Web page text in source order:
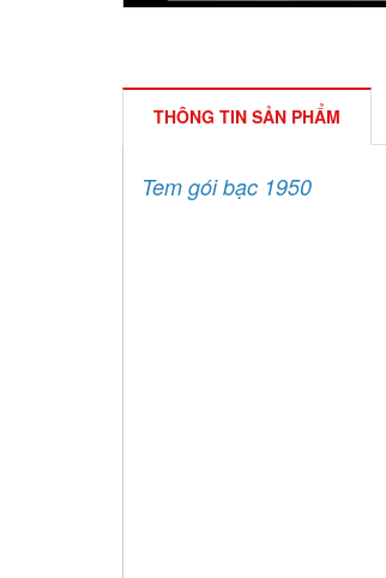
THÔNG TIN SẢN PHẨM
Tem gói bạc 1950